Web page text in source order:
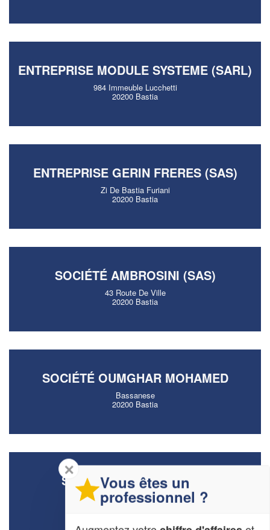
ENTREPRISE MODULE SYSTEME (SARL)
984 Immeuble Lucchetti
20200 Bastia
ENTREPRISE GERIN FRERES (SAS)
Zi De Bastia Furiani
20200 Bastia
SOCIÉTÉ AMBROSINI (SAS)
43 Route De Ville
20200 Bastia
SOCIÉTÉ OUMGHAR MOHAMED
Bassanese
20200 Bastia
SOCIÉTÉ MR POSE (SAS)
5 Rue Chanoine Leschi
20200 Bastia
✕
Vous êtes un
professionnel ?